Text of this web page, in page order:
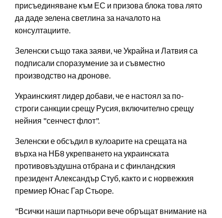
присъединяване към ЕС и призова блока това лято
да даде зелена светлина за началото на
консултациите.
Зеленски също така заяви, че Украйна и Латвия са
подписали споразумение за и съвместно
производство на дронове.
Украинският лидер добави, че е настоял за по-
строги санкции срещу Русия, включително срещу
нейния "сенчест флот".
Зеленски е обсъдил в кулоарите на срещата на
върха на НБ8 укрепването на украинската
противовъздушна отбрана и с финландския
президент Александър Стуб, както и с норвежкия
премиер Юнас Гар Стьоре.
"Всички наши партньори вече обръщат внимание на